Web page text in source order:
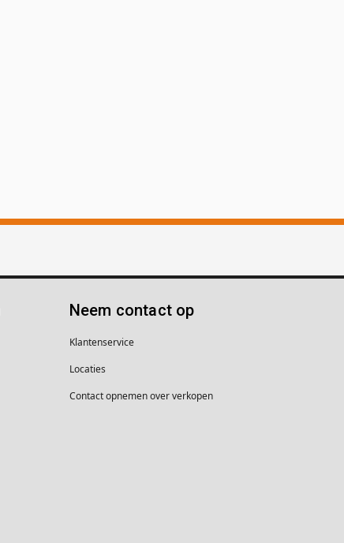
Neem contact op
Klantenservice
Locaties
Contact opnemen over verkopen